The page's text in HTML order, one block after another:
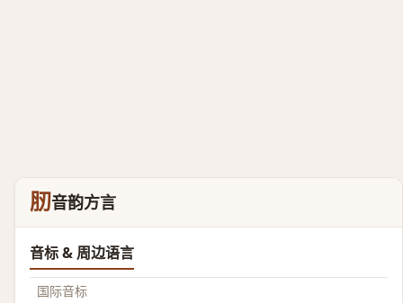
肕音韵方言
音标 & 周边语言
国际音标